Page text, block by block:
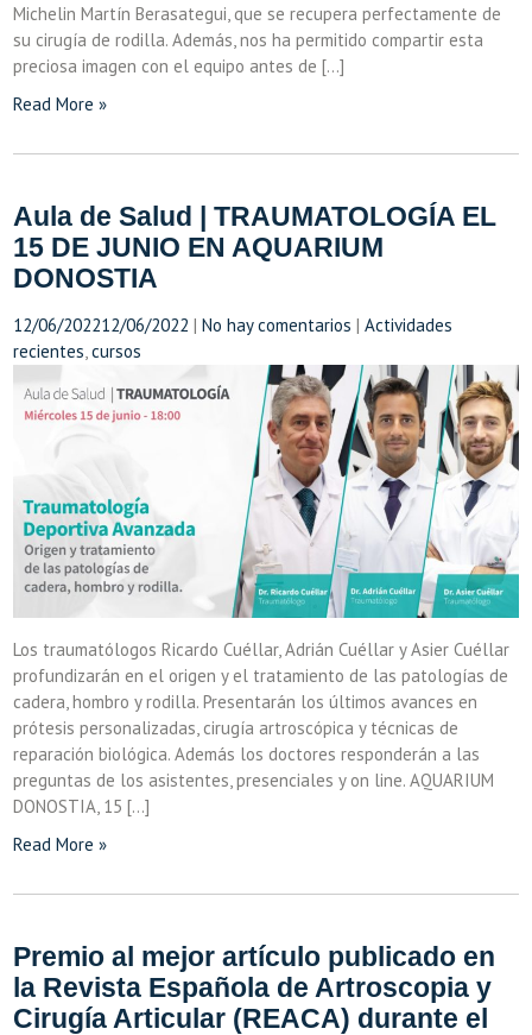
Michelin Martín Berasategui, que se recupera perfectamente de
su cirugía de rodilla. Además, nos ha permitido compartir esta
preciosa imagen con el equipo antes de […]
Read More »
Aula de Salud | TRAUMATOLOGÍA EL
15 DE JUNIO EN AQUARIUM
DONOSTIA
12/06/202212/06/2022 |No hay comentarios |Actividades
recientes,cursos
Los traumatólogos Ricardo Cuéllar, Adrián Cuéllar y Asier Cuéllar
profundizarán en el origen y el tratamiento de las patologías de
cadera, hombro y rodilla. Presentarán los últimos avances en
prótesis personalizadas, cirugía artroscópica y técnicas de
reparación biológica. Además los doctores responderán a las
preguntas de los asistentes, presenciales y on line. AQUARIUM
DONOSTIA, 15 […]
Read More »
Premio al mejor artículo publicado en
la Revista Española de Artroscopia y
Cirugía Articular (REACA) durante el